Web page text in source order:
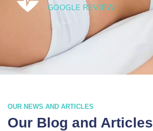
GOOGLE REVIEW
OUR NEWS AND ARTICLES
Our Blog and Articles